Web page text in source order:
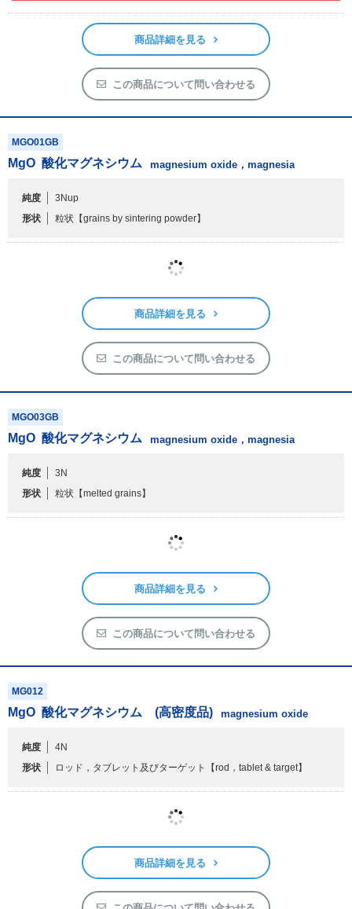
この商品について問い合わせる
MgO 酸化マグネシウム magnesium oxide，magnesia
純度
3Nup
【grains by sintering powder】
商品詳細を見る
この商品について問い合わせる
MgO 酸化マグネシウム magnesium oxide，magnesia
純度
3N
形状
【melted grains】
商品詳細を見る
この商品について問い合わせる
MgO 酸化マグネシウム (高密度品) magnesium oxide
純度
形状
ロッド，タブレット及びターゲット 【rod，tablet & target】
商品詳細を見る
この商品について問い合わせる